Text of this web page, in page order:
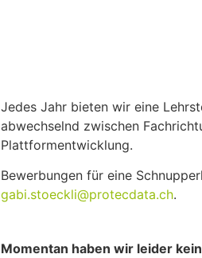
Jedes Jahr bieten wir eine
abwechselnd zwischen
Plattformentwicklung.
Bewerbungen für eine
gabi.stoeckli@protecdata.ch.
Momentan haben wir leider